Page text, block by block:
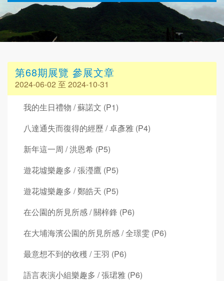
第68期展覽 參展文章
2024-06-02 至 2024-10-31
我的生日禮物 / 蘇諾文 (P1)
八達通失而復得的經歷 / 卓彥雅 (P4)
新年這一周 / 洪恩希 (P5)
遊花墟樂趣多 / 張瀅鷹 (P5)
遊花墟樂趣多 / 鄭皓天 (P5)
在公園的所見所感 / 關梓鋒 (P6)
在大埔海濱公園的所見所感 / 全璟雯 (P6)
最意想不到的收穫 / 王羽 (P6)
語言表演小組樂趣多 / 張珺雅 (P6)